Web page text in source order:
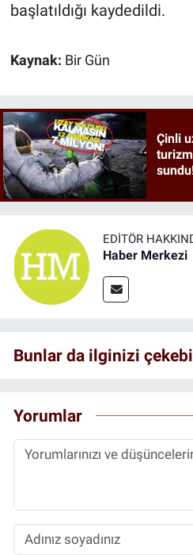
başlatıldığı kaydedildi.
Kaynak: Bir Gün
Çinli
EDITÖR
Haber Merkezi
Bunlar da ilginizi
Yorumlar